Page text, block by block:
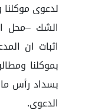
لدعوى
الشك –محل
اثبات ان
بموكلنا
بسداد رأس
الدعوى.